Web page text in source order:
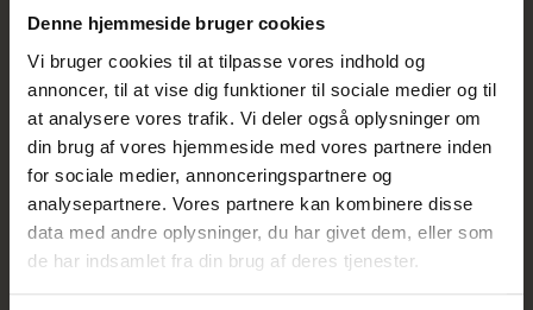
Denne hjemmeside bruger cookies
Vi bruger cookies til at tilpasse vores indhold og
annoncer, til at vise dig funktioner til sociale medier og til
at analysere vores trafik. Vi deler også oplysninger om
din brug af vores hjemmeside med vores partnere inden
for sociale medier, annonceringspartnere og
analysepartnere. Vores partnere kan kombinere disse
data med andre oplysninger, du har givet dem, eller som
de har indsamlet fra din brug af deres tjenester.
TIL D. 8 AUGUST
HELE WEBSHOPPEN ER
SAT NED
Tilbud GÆLDER IKKE